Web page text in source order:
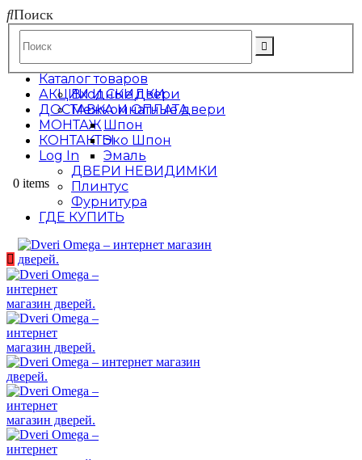
Поиск
АКЦИИ И СКИДКИ
ДОСТАВКА И ОПЛАТА
МОНТАЖ
КОНТАКТЫ
Log In
0 items
Каталог товаров
Входные двери
Межкомнатные двери
Шпон
Эко Шпон
Эмаль
ДВЕРИ НЕВИДИМКИ
Плинтус
Фурнитура
ГДЕ КУПИТЬ